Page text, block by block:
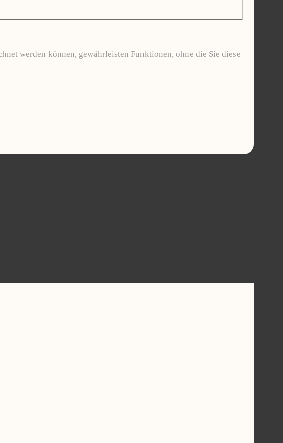
werden können, gewährleisten Funktionen, ohne die Sie diese